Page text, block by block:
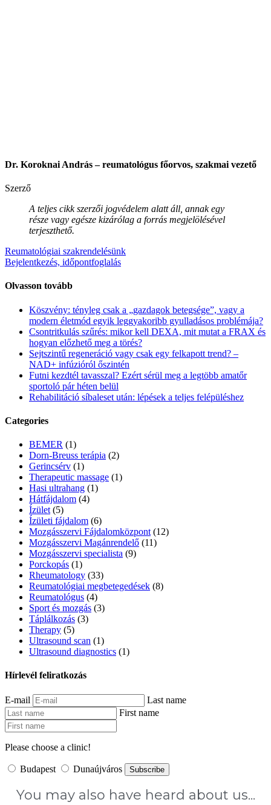
Dr. Koroknai András – reumatológus főorvos, szakmai vezető
Szerző
A teljes cikk szerzői jogvédelem alatt áll, annak egy
része vagy egésze kizárólag a forrás megjelölésével
terjeszthető.
Reumatológiai szakrendelésünk
Bejelentkezés, időpontfoglalás
Olvasson tovább
Köszvény: tényleg csak a „gazdagok betegsége”, vagy a
modern életmód egyik leggyakoribb gyulladásos problémája?
Csontritkulás szűrés: mikor kell DEXA, mit mutat a FRAX és
hogyan előzhető meg a törés?
Sejtszintű regeneráció vagy csak egy felkapott trend? –
NAD+ infúzióról őszintén
Futni kezdtél tavasszal? Ezért sérül meg a legtöbb amatőr
sportoló pár héten belül
Rehabilitáció síbaleset után: lépések a teljes felépüléshez
Categories
BEMER (1)
Dorn-Breuss terápia (2)
Gerincsérv (1)
Therapeutic massage (1)
Hasi ultrahang (1)
Hátfájdalom (4)
Ízület (5)
Ízületi fájdalom (6)
Mozgásszervi Fájdalomközpont (12)
Mozgásszervi Magánrendelő (11)
Mozgásszervi specialista (9)
Porckopás (1)
Rheumatology (33)
Reumatológiai megbetegedések (8)
Reumatológus (4)
Sport és mozgás (3)
Táplálkozás (3)
Therapy (5)
Ultrasound scan (1)
Ultrasound diagnostics (1)
Hírlevél feliratkozás
E-mail
Last name
First name
Please choose a clinic!
Budapest Dunaújváros Subscribe
You may also have heard about us...